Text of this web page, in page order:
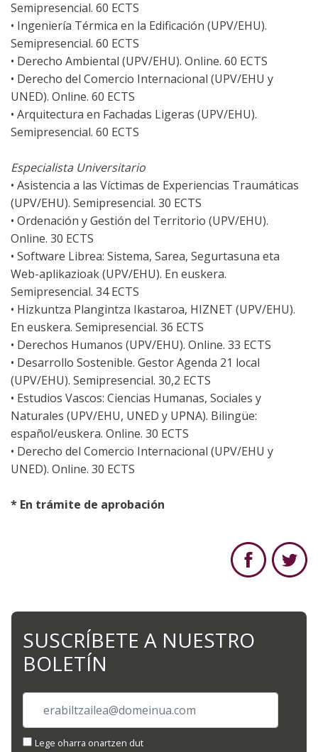
Semipresencial. 60 ECTS
• Ingeniería Térmica en la Edificación (UPV/EHU).
Semipresencial. 60 ECTS
• Derecho Ambiental (UPV/EHU). Online. 60 ECTS
• Derecho del Comercio Internacional (UPV/EHU y
UNED). Online. 60 ECTS
• Arquitectura en Fachadas Ligeras (UPV/EHU).
Semipresencial. 60 ECTS
Especialista Universitario
• Asistencia a las Víctimas de Experiencias Traumáticas
(UPV/EHU). Semipresencial. 30 ECTS
• Ordenación y Gestión del Territorio (UPV/EHU).
Online. 30 ECTS
• Software Librea: Sistema, Sarea, Segurtasuna eta
Web-aplikazioak (UPV/EHU). En euskera.
Semipresencial. 34 ECTS
• Hizkuntza Plangintza Ikastaroa, HIZNET (UPV/EHU).
En euskera. Semipresencial. 36 ECTS
• Derechos Humanos (UPV/EHU). Online. 33 ECTS
• Desarrollo Sostenible. Gestor Agenda 21 local
(UPV/EHU). Semipresencial. 30,2 ECTS
• Estudios Vascos: Ciencias Humanas, Sociales y
Naturales (UPV/EHU, UNED y UPNA). Bilingüe:
español/euskera. Online. 30 ECTS
• Derecho del Comercio Internacional (UPV/EHU y
UNED). Online. 30 ECTS
* En trámite de aprobación
SUSCRÍBETE A NUESTRO
BOLETÍN
Lege oharra onartzen dut